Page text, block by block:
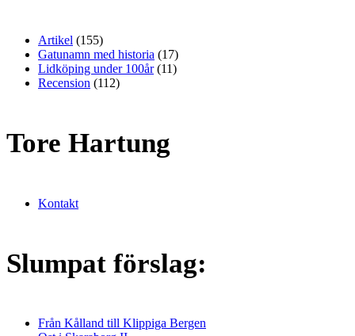
Artikel (155)
Gatunamn med historia (17)
Lidköping under 100år(11)
Recension (112)
Tore Hartung
Kontakt
Slumpat förslag:
Från Kålland till Klippiga Bergen